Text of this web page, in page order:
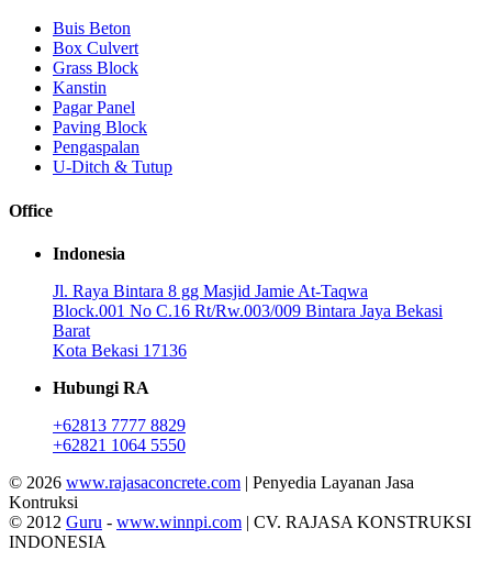
Buis Beton
Box Culvert
Grass Block
Kanstin
Pagar Panel
Paving Block
Pengaspalan
U-Ditch & Tutup
Office
Indonesia
Jl. Raya Bintara 8 gg Masjid Jamie At-Taqwa
Block.001 No C.16 Rt/Rw.003/009 Bintara Jaya Bekasi
Barat
Kota Bekasi 17136
Hubungi RA
+62813 7777 8829
+62821 1064 5550
© 2026 www.rajasaconcrete.com | Penyedia Layanan Jasa
Kontruksi
© 2012 Guru - www.winnpi.com | CV. RAJASA KONSTRUKSI
INDONESIA